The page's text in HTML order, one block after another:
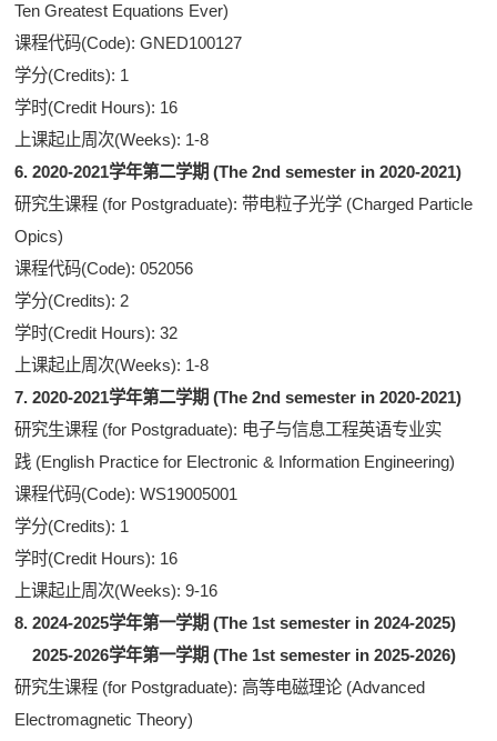
Ten Greatest Equations Ever)
课程代码(Code): GNED100127
学分(Credits): 1
学时(Credit Hours): 16
上课起止周次(Weeks): 1-8
6. 2020-2021学年第二学期 (The 2nd semester in 2020-2021)
研究生课程 (for Postgraduate): 带电粒子光学 (Charged Particle
Opics)
课程代码(Code): 052056
学分(Credits): 2
学时(Credit Hours): 32
上课起止周次(Weeks): 1-8
7. 2020-2021学年第二学期 (The 2nd semester in 2020-2021)
研究生课程 (for Postgraduate): 电子与信息工程英语专业实
践 (English Practice for Electronic & Information Engineering)
课程代码(Code): WS19005001
学分(Credits): 1
学时(Credit Hours): 16
上课起止周次(Weeks): 9-16
8. 2024-2025学年第一学期 (The 1st semester in 2024-2025)
2025-2026学年第一学期 (The 1st semester in 2025-2026)
研究生课程 (for Postgraduate): 高等电磁理论 (Advanced
Electromagnetic Theory)